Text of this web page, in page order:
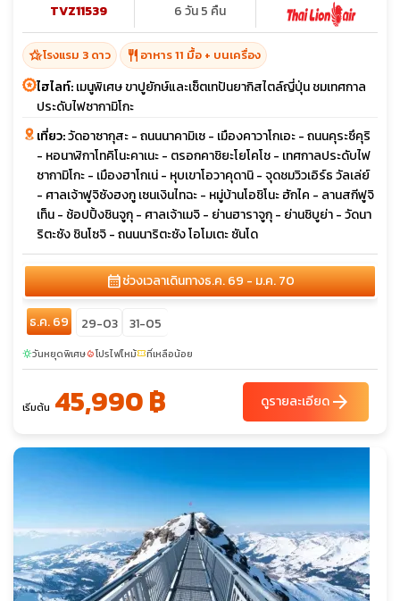
TVZ11539
6 วัน 5 คืน
hotel_classโรงแรม 3 ดาว restaurant อาหาร 11 มื้อ + บนเครื่อง
ไฮไลท์:เมนูพิเศษ ขาปูยักษ์และเซ็ตเทปันยากิสไตล์ญี่ปุ่น ชมเทศกาล
ประดับไฟซากามิโกะ
เที่ยว:วัดอาซากุสะ - ถนนนาคามิเซ - เมืองคาวาโกเอะ - ถนนคุระซึคุริ
- หอนาฬิกาโทคิโนะคาเนะ - ตรอกคาชิยะโยโคโช - เทศกาลประดับไฟ
ซากามิโกะ - เมืองฮาโกเน่ - หุบเขาโอวาคุดานิ - จุดชมวิวเอิร์ธ วัลเล่ย์
- ศาลเจ้าฟูจิซังฮงกู เซนเงินไทฉะ - หมู่บ้านโอชิโนะ ฮักไค - ลานสกีฟูจิ
เท็น - ช้อปปิ้งชินจูกุ - ศาลเจ้าเมจิ - ย่านฮาราจูกุ - ย่านชิบูย่า - วัดนา
ริตะซัง ชินโซจิ - ถนนนาริตะซัง โอโมเตะ ซันโด
calendar_monthช่วงเวลาเดินทางธ.ค. 69 - ม.ค. 70
ธ.ค. 69 29-03 31-05
sunnyวันหยุดพิเศษlocal_fire_departmentโปรไฟไหม้confirmation_numberที่เหลือน้อย
เริ่มต้น 45,990 ฿ ดูรายละเอียดarrow_forward